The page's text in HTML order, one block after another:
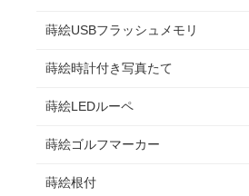
蒔絵USBフラッシュメモリ
蒔絵時計付き写真たて
蒔絵LEDルーペ
蒔絵ゴルフマーカー
蒔絵根付